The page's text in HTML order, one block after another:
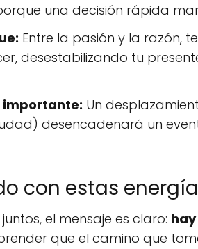
una decisión rápida
Entre la pasión y la razón,
desestabilizando tu
importante: Un
desencadenará un
con estas
el mensaje es claro:
que el camino que